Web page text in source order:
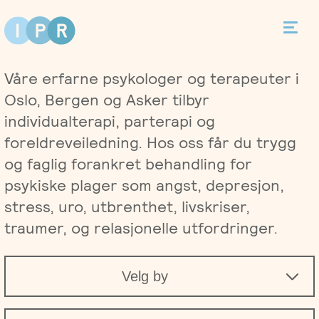
Kontakt
Terapi
Individualterapi
Priser
Asker
Bergen
Behandlere
Kurs
Våre erfarne psykologer og terapeuter i
Oslo, Bergen og Asker tilbyr
individualterapi, parterapi og
foreldreveiledning. Hos oss får du trygg
og faglig forankret behandling for
psykiske plager som angst, depresjon,
stress, uro, utbrenthet, livskriser,
traumer, og relasjonelle utfordringer.
Velg by